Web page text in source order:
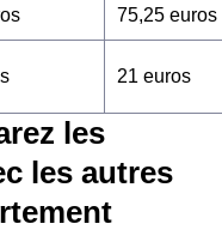
75,25 euros
21 euros
les
les autres